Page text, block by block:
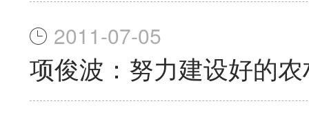
2011-07-05
项俊波：努力建设好的